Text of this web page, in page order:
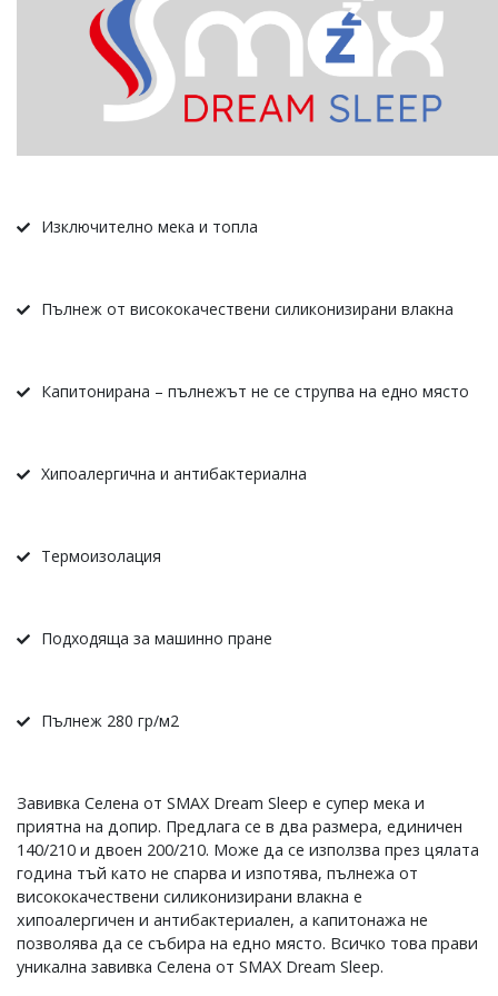
Изключително мека и топла
Пълнеж от висококачествени силиконизирани влакна
Капитонирана – пълнежът не се струпва на едно място
Хипоалергична и антибактериална
Термоизолация
Подходяща за машинно пране
Пълнеж 280 гр/м2
Завивка Селена от SMAX Dream Sleep е супер мека и
приятна на допир. Предлага се в два размера, единичен
140/210 и двоен 200/210. Може да се използва през цялата
година тъй като не спарва и изпотява, пълнежа от
висококачествени силиконизирани влакна е
хипоалергичен и антибактериален, а капитонажа не
позволява да се събира на едно място. Всичко това прави
уникална завивка Селена от SMAX Dream Sleep.